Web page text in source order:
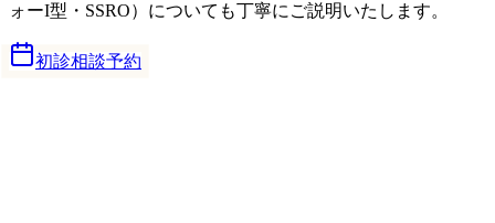
ォーI型・SSRO）についても丁寧にご説明いたします。
初診相談予約